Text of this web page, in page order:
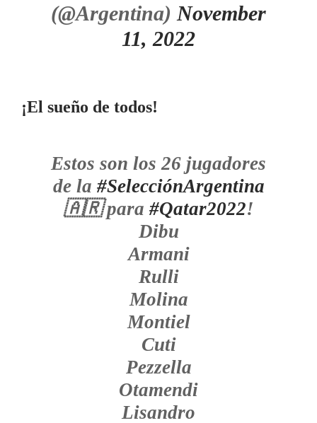
(@Argentina) November
11, 2022
¡El sueño de todos!
Estos son los 26 jugadores
de la #SelecciónArgentina
🇦🇷 para #Qatar2022!
Dibu
Armani
Rulli
Molina
Montiel
Cuti
Pezzella
Otamendi
Lisandro